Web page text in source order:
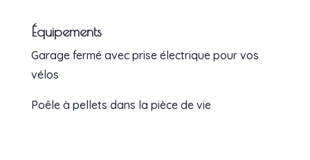
Équipements
Garage fermé avec prise électrique pour vos
vélos
Poêle à pellets dans la pièce de vie